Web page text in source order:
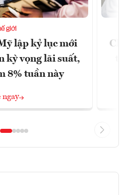
giới
lập kỷ lục mới
kỳ vọng lãi suất,
8% tuần này
ngay